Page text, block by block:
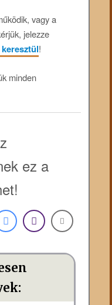
vagy a
jelezze
!
minden
ez a